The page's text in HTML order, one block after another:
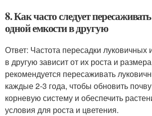
8. Как часто следует
одной емкости в другую
Ответ: Частота пересадки луковичных
в другую зависит от их роста и
рекомендуется пересаживать
каждые 2-3 года, чтобы обновить
корневую систему и обеспечить
условия для роста и цветения.